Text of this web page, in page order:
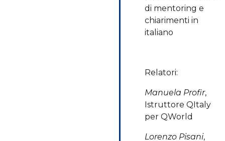
di mentoring e
chiarimenti in
italiano
Relatori:
Manuela Profir,
Istruttore QItaly
per QWorld
Lorenzo Pisani,